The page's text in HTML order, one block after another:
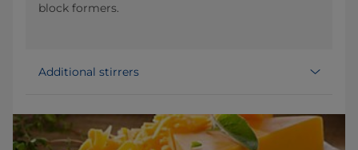
block formers.
Additional stirrers